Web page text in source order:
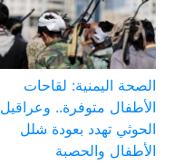
الصحة اليمنية: لقاحات
الأطفال متوفرة.. وعراقيل
الحوثي تهدد بعودة شلل
الأطفال والحصبة